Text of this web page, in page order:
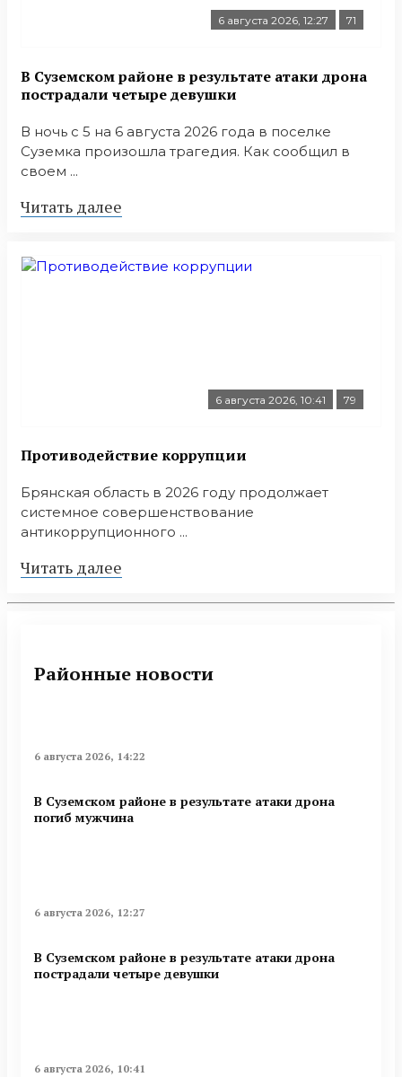
6 августа 2026, 12:27 71
В Суземском районе в результате атаки дрона
пострадали четыре девушки
В ночь с 5 на 6 августа 2026 года в поселке
Суземка произошла трагедия. Как сообщил в
своем ...
Читать далее
6 августа 2026, 10:41 79
Противодействие коррупции
Брянская область в 2026 году продолжает
системное совершенствование
антикоррупционного ...
Читать далее
Районные новости
6 августа 2026, 14:22
В Суземском районе в результате атаки дрона
погиб мужчина
6 августа 2026, 12:27
В Суземском районе в результате атаки дрона
пострадали четыре девушки
6 августа 2026, 10:41